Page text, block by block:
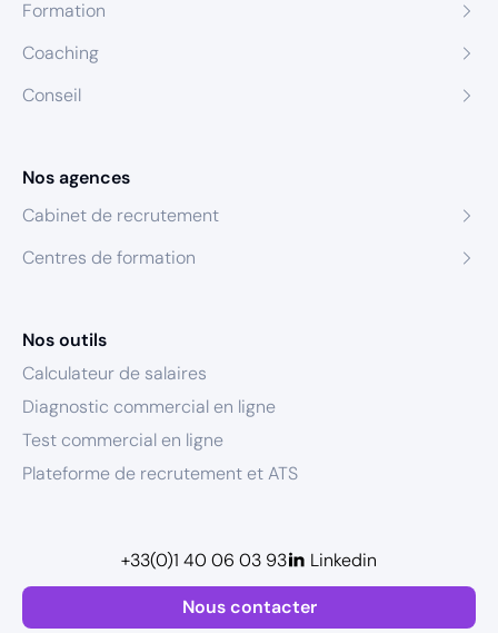
Formation
Coaching
Conseil
Nos agences
Cabinet de recrutement
Centres de formation
Nos outils
Calculateur de salaires
Diagnostic commercial en ligne
Test commercial en ligne
Plateforme de recrutement et ATS
Nous contacter
+33(0)1 40 06 03 93 Linkedin